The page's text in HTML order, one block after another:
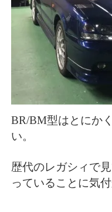
BR/BM型はとにか
い。
歴代のレガシィで
っていることに気付